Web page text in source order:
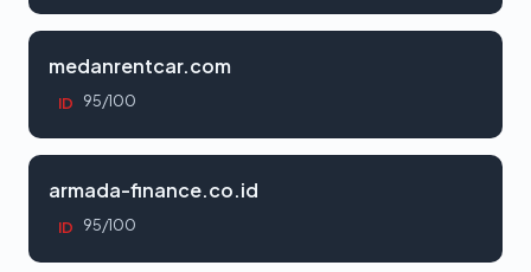
medanrentcar.com
ID 95/100
armada-finance.co.id
ID 95/100